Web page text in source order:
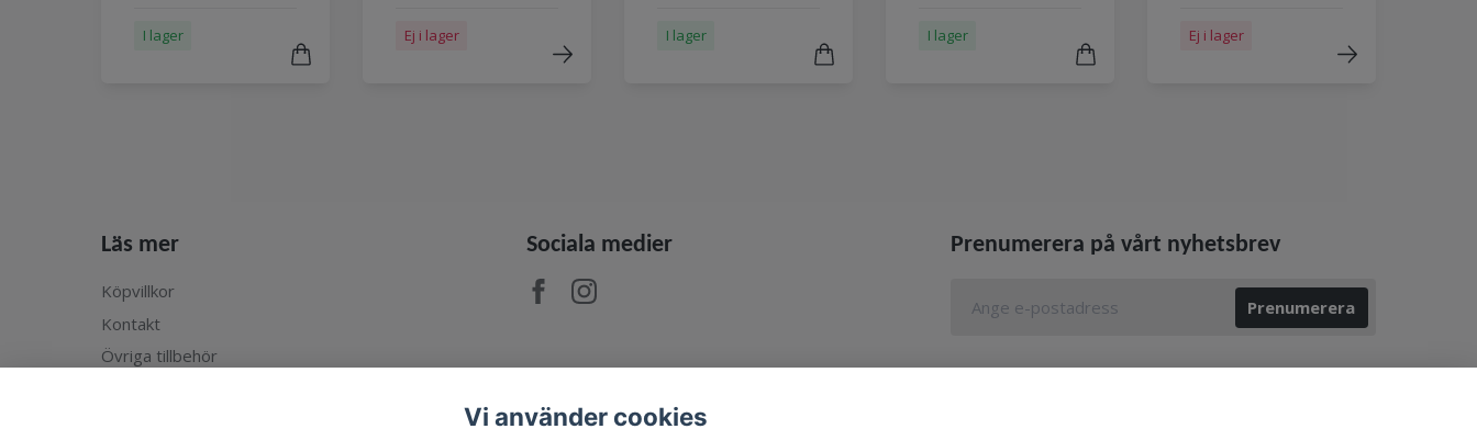
I lager Ej i lager I lager I lager Ej i lager
Läs mer
Köpvillkor
Kontakt
Övriga tillbehör
Sociala medier Prenumerera på vårt nyhetsbrev
Prenumerera
Vi använder cookies